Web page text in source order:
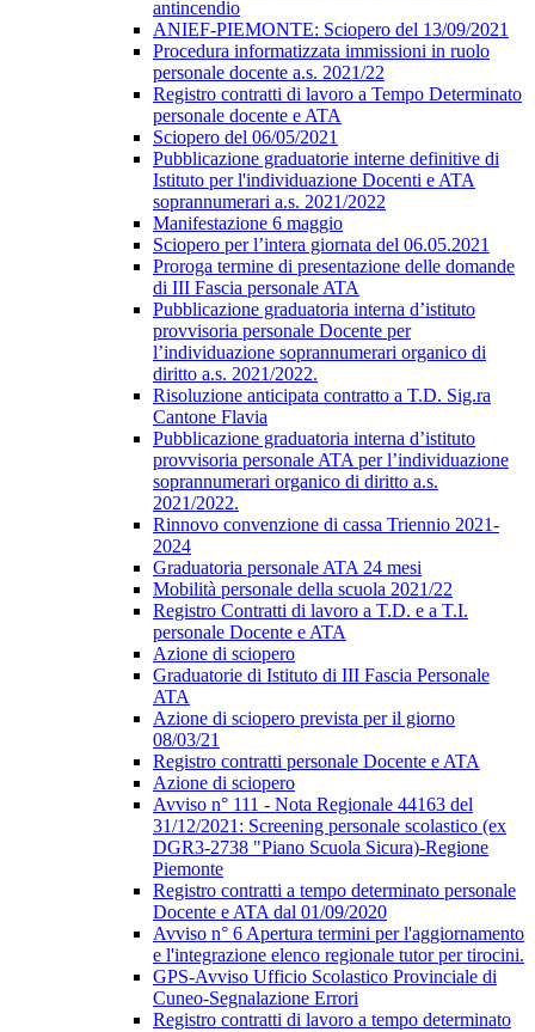
antincendio
ANIEF-PIEMONTE: Sciopero del 13/09/2021
Procedura informatizzata immissioni in ruolo
personale docente a.s. 2021/22
Registro contratti di lavoro a Tempo Determinato
personale docente e ATA
Sciopero del 06/05/2021
Pubblicazione graduatorie interne definitive di
Istituto per l'individuazione Docenti e ATA
soprannumerari a.s. 2021/2022
Manifestazione 6 maggio
Sciopero per l’intera giornata del 06.05.2021
Proroga termine di presentazione delle domande
di III Fascia personale ATA
Pubblicazione graduatoria interna d’istituto
provvisoria personale Docente per
l’individuazione soprannumerari organico di
diritto a.s. 2021/2022.
Risoluzione anticipata contratto a T.D. Sig.ra
Cantone Flavia
Pubblicazione graduatoria interna d’istituto
provvisoria personale ATA per l’individuazione
soprannumerari organico di diritto a.s.
2021/2022.
Rinnovo convenzione di cassa Triennio 2021-
2024
Graduatoria personale ATA 24 mesi
Mobilità personale della scuola 2021/22
Registro Contratti di lavoro a T.D. e a T.I.
personale Docente e ATA
Azione di sciopero
Graduatorie di Istituto di III Fascia Personale
ATA
Azione di sciopero prevista per il giorno
08/03/21
Registro contratti personale Docente e ATA
Azione di sciopero
Avviso n° 111 - Nota Regionale 44163 del
31/12/2021: Screening personale scolastico (ex
DGR3-2738 "Piano Scuola Sicura)-Regione
Piemonte
Registro contratti a tempo determinato personale
Docente e ATA dal 01/09/2020
Avviso n° 6 Apertura termini per l'aggiornamento
e l'integrazione elenco regionale tutor per tirocini.
GPS-Avviso Ufficio Scolastico Provinciale di
Cuneo-Segnalazione Errori
Registro contratti di lavoro a tempo determinato